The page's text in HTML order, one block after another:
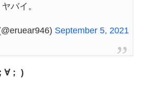
バイ。
September 5, 2021
∀； )